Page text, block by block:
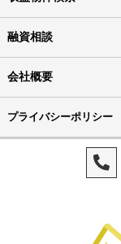
融資相談
会社概要
プライバシーポリシー